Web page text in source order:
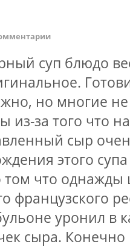
суп блюдо
но многие не
из-за того что
сыр
этого
том что
французского
уронил в
сыра. Конечно